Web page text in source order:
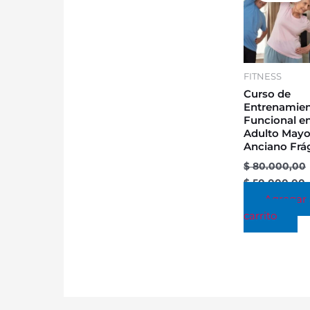
FITNESS
Curso de
Funcional
Adulto
Anciano
$80.000,00
$ 80.000,00.
$50.000,00
Agregar
carrito